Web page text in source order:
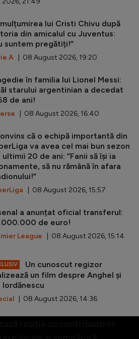
lui Cristi Chivu după
din amicalul cu Juventus:
suntem pregătiți!”
A | 08 August 2026, 19:20
în familia lui Lionel Messi:
starului argentinian a decedat
de ani!
| 08 August 2026, 16:40
că o echipă importantă din
va avea cel mai bun sezon
ultimii 20 de ani: ”Fanii să își ia
să nu rămână în afara
| 08 August 2026, 15:57
a anunțat oficial transferul:
de euro!
League | 08 August 2026, 15:14
Un cunoscut regizor
un film despre Anghel și
Iordănescu
| 08 August 2026, 14:36